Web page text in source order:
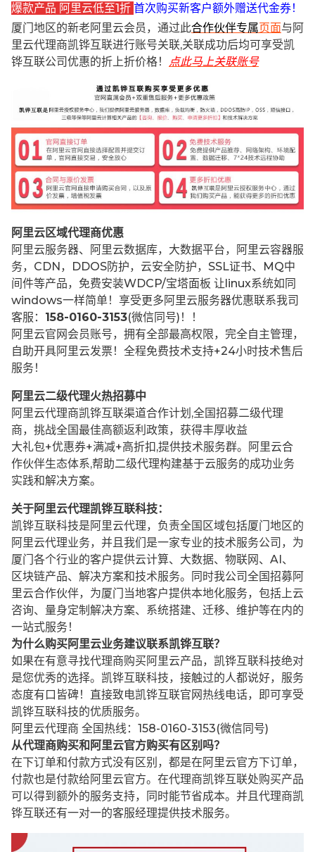
爆款产品 阿里云低至1折 首次购买新客户额外赠送代金券！
厦门地区的新老阿里云会员，通过此合作伙伴专属页面与阿
里云代理商凯铧互联进行账号关联,关联成功后均可享受凯
铧互联公司优惠的折上折价格！
点此马上关联账号
阿里云区域代理商优惠
阿里云服务器、阿里云数据库，大数据平台，阿里云容器服
务，CDN，DDOS防护，云安全防护，SSL证书、MQ中
间件等产品，免费安装WDCP/宝塔面板 让 linux系统如同
windows一样简单！享受更多阿里云服务器优惠联系我司
客服： 158-0160-3153(微信同号)！！
阿里云官网会员账号，拥有全部最高权限，完全自主管理，
自助开具阿里云发票！全程免费技术支持+24小时技术售后
服务！
阿里云二级代理火热招募中
阿里云代理商凯铧互联渠道合作计划,全国招募二级代理
商，挑战全国最佳高额返利政策，获得丰厚收益
大礼包+优惠券+满减+高折扣,提供技术服务群。阿里云合
作伙伴生态体系,帮助二级代理构建基于云服务的成功业务
实践和解决方案。
关于阿里云代理凯铧互联科技：
凯铧互联科技是阿里云代理，负责全国区域包括厦门地区的
阿里云代理业务，并且我们是一家专业的技术服务公司，为
厦门各个行业的客户提供云计算、大数据、物联网、AI、
区块链产品、解决方案和技术服务。同时我公司全国招募阿
里云合作伙伴，为厦门当地客户提供本地化服务，包括上云
咨询、量身定制解决方案、系统搭建、迁移、维护等在内的
一站式服务！
为什么购买阿里云业务建议联系凯铧互联？
如果在有意寻找代理商购买阿里云产品，凯铧互联科技绝对
是您优秀的选择。凯铧互联科技，接触过的人都说好，服务
态度有口皆碑！直接致电凯铧互联官网热线电话，即可享受
凯铧互联科技的优质服务。
阿里云代理商 全国热线：158-0160-3153(微信同号)
从代理商购买和阿里云官方购买有区别吗？
在下订单和付款方式没有区别，都是在阿里云官方下订单，
付款也是付款给阿里云官方。在代理商凯铧互联处购买产品
可以得到额外的服务支持，同时能节省成本。并且代理商凯
铧互联还有一对一的客服经理提供技术服务。